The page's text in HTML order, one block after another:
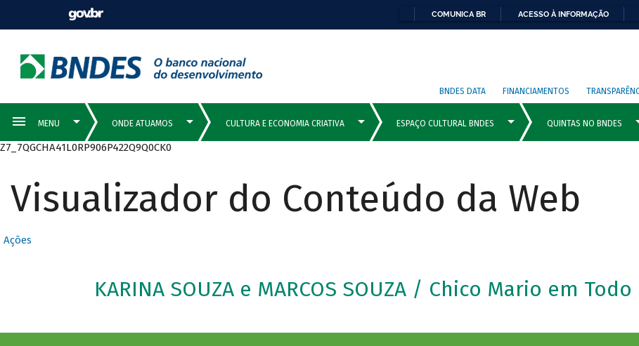
COMUNICA BR ACESSO À INFORMAÇÃO
BNDES DATA FINANCIAMENTOS
Z7_7QGCHA41L0RP906P422Q9Q0CK0
Visualizador do Conteúdo da Web
Ações
KARINA SOUZA e MARCOS SOUZA / Chico Mario em